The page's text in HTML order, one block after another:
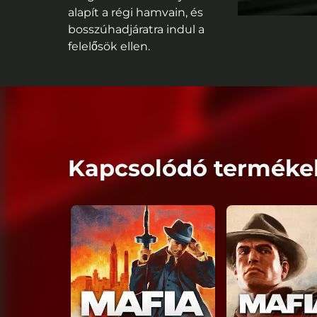
alapít a régi hamvain, és
bosszúhadjáratra indul a
felelősök ellen.
Kapcsolódó